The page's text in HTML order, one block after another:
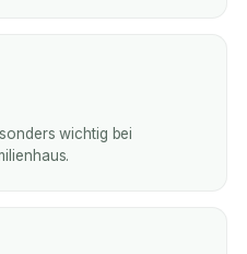
wichtig bei